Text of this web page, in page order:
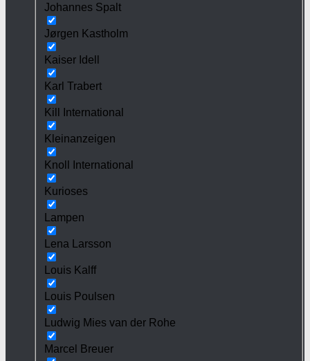
Johannes Spalt
Jørgen Kastholm
Kaiser Idell
Karl Trabert
Kill International
Kleinanzeigen
Knoll International
Kurioses
Lampen
Lena Larsson
Louis Kalff
Louis Poulsen
Ludwig Mies van der Rohe
Marcel Breuer